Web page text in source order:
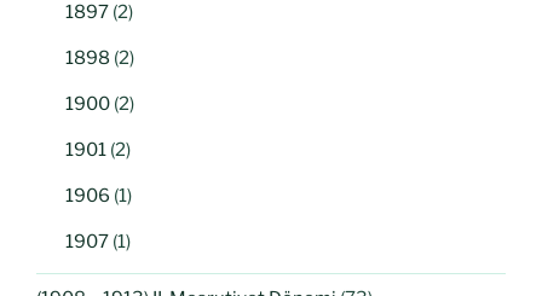
1897 (2)
1898 (2)
1900 (2)
1901 (2)
1906 (1)
1907 (1)